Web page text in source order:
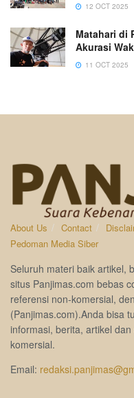
12 OCT 2025
Matahari di
Akurasi
11 OCT 2025
About Us Contact
Pedoman Media Siber
Seluruh materi baik artikel,
situs Panjimas.com bebas
referensi non-komersial,
(Panjimas.com).Anda bisa
informasi, berita, artikel
komersial.
Email: